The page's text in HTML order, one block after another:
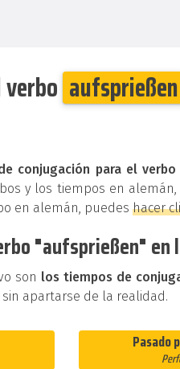
aufsprießen
conjugación para el
y los tiempos en
en alemán, puedes hacer
"aufsprießen"
son los tiempos de
sin apartarse de la realidad.
Pasado